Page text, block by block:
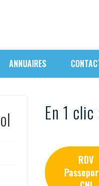
ANNUAIRES
En 1 clic
RDV